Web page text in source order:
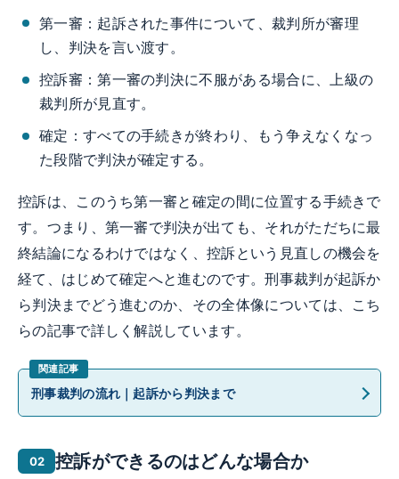
第一審：起訴された事件について、裁判所が審理
し、判決を言い渡す。
控訴審：第一審の判決に不服がある場合に、上級の
裁判所が見直す。
確定：すべての手続きが終わり、もう争えなくなっ
た段階で判決が確定する。
控訴は、このうち第一審と確定の間に位置する手続きで
す。つまり、第一審で判決が出ても、それがただちに最
終結論になるわけではなく、控訴という見直しの機会を
経て、はじめて確定へと進むのです。刑事裁判が起訴か
ら判決までどう進むのか、その全体像については、こち
らの記事で詳しく解説しています。
刑事裁判の流れ｜起訴から判決まで
控訴ができるのはどんな場合か